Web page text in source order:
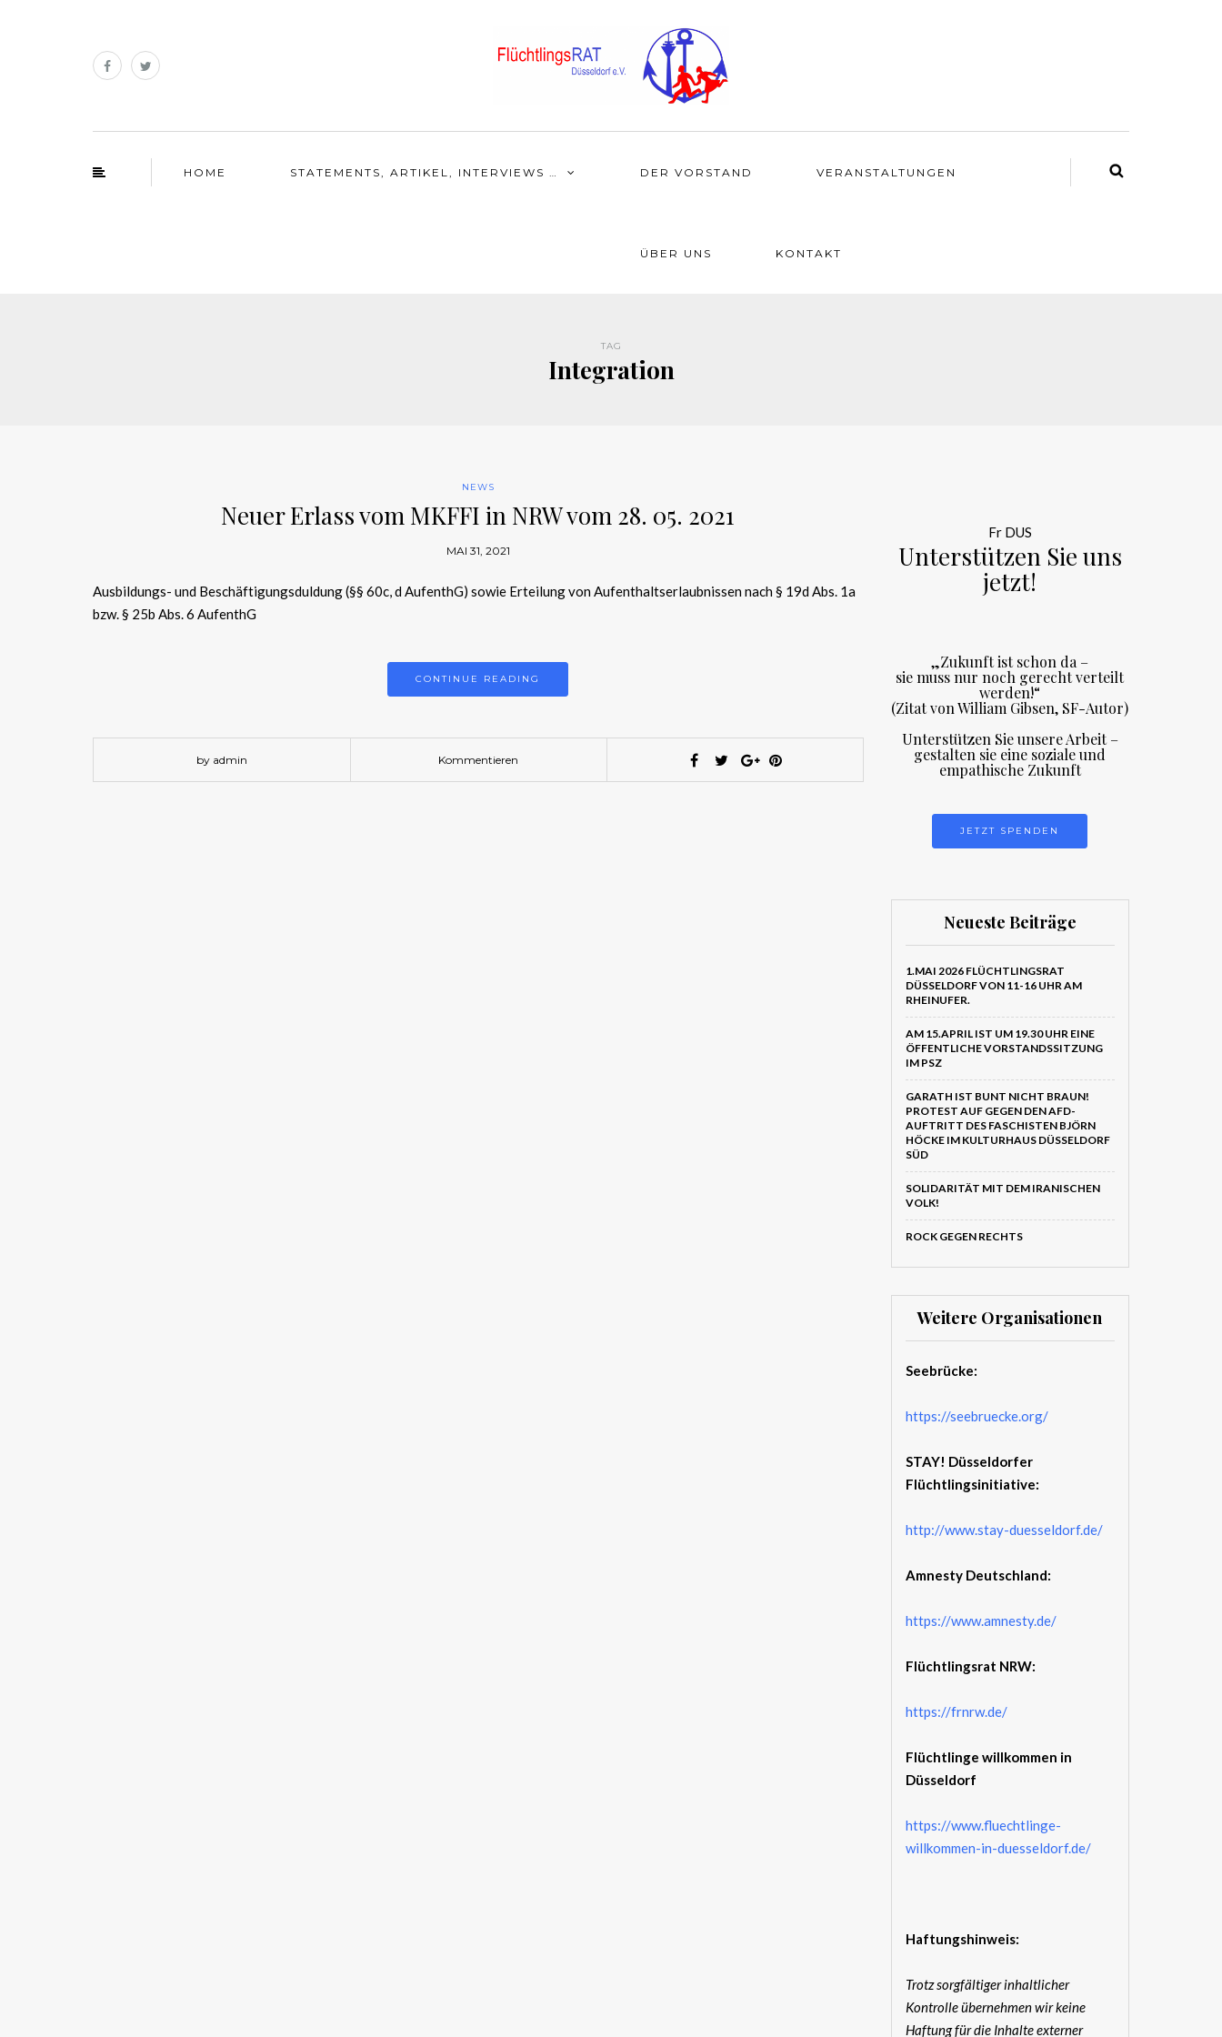
HOME STATEMENTS, ARTIKEL, INTERVIEWS … DER VORSTAND VERANSTALTUNGEN
ÜBER UNS KONTAKT
TAG
Integration
NEWS
Neuer Erlass vom MKFFI in NRW vom 28. 05. 2021
MAI 31, 2021
Ausbildungs- und Beschäftigungsduldung (§§ 60c, d AufenthG) sowie Erteilung von Aufenthaltserlaubnissen nach § 19d Abs. 1a
bzw. § 25b Abs. 6 AufenthG
CONTINUE READING
by admin Kommentieren
Fr DUS
Unterstützen Sie uns
jetzt!
„Zukunft ist schon da –
sie muss nur noch gerecht verteilt
werden!“
(Zitat von William Gibsen, SF-Autor)
Unterstützen Sie unsere Arbeit –
gestalten sie eine soziale und
empathische Zukunft
JETZT SPENDEN
Neueste Beiträge
1.MAI 2026 FLÜCHTLINGSRAT
DÜSSELDORF VON 11-16 UHR AM
RHEINUFER.
AM 15.APRIL IST UM 19.30 UHR EINE
ÖFFENTLICHE VORSTANDSSITZUNG
IM PSZ
GARATH IST BUNT NICHT BRAUN!
PROTEST AUF GEGEN DEN AFD-
AUFTRITT DES FASCHISTEN BJÖRN
HÖCKE IM KULTURHAUS DÜSSELDORF
SÜD
SOLIDARITÄT MIT DEM IRANISCHEN
VOLK!
ROCK GEGEN RECHTS
Weitere Organisationen
Seebrücke:
https://seebruecke.org/
STAY! Düsseldorfer
Flüchtlingsinitiative:
http://www.stay-duesseldorf.de/
Amnesty Deutschland:
https://www.amnesty.de/
Flüchtlingsrat NRW:
https://frnrw.de/
Flüchtlinge willkommen in
Düsseldorf
https://www.fluechtlinge-
willkommen-in-duesseldorf.de/
Haftungshinweis:
Trotz sorgfältiger inhaltlicher
Kontrolle übernehmen wir keine
Haftung für die Inhalte externer